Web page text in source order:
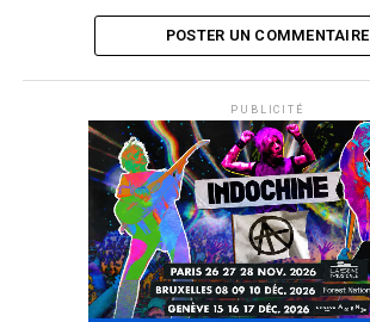
POSTER UN COMMENTAIRE
PUBLICITÉ